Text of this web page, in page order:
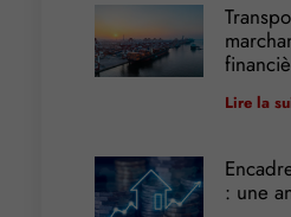
Lire la
: une